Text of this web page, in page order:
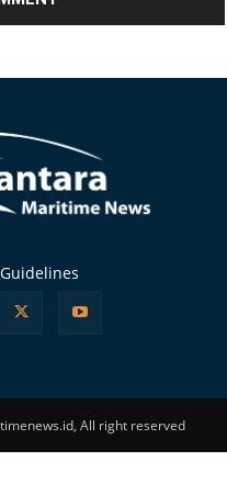
All right reserved